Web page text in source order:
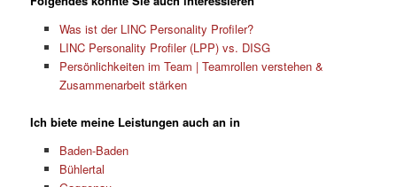
Was ist der LINC Personality Profiler?
LINC Personality Profiler (LPP) vs. DISG
Persönlichkeiten im Team | Teamrollen verstehen &
Zusammenarbeit stärken
Ich biete meine Leistungen auch an in
Baden-Baden
Bühlertal